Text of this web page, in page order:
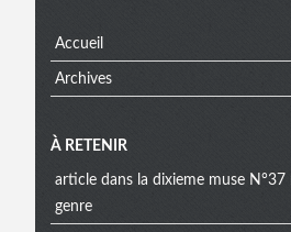
Accueil
Archives
À RETENIR
article dans la dixieme muse N°37
genre